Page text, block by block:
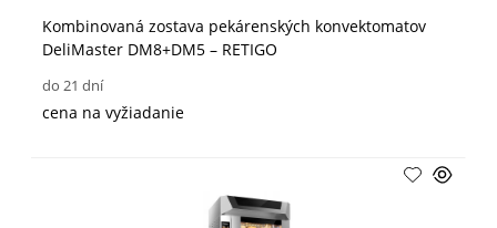
Kombinovaná zostava pekárenských konvektomatov
DeliMaster DM8+DM5 – RETIGO
do 21 dní
cena na vyžiadanie